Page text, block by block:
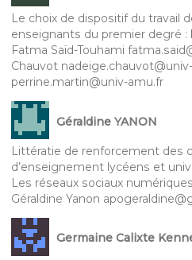
Le choix de dispositif du travail
enseignants du premier degré :
Fatma Saïd-Touhami
Chauvot
perrine.martin@univ-amu.fr
Géraldine YANON
Littératie de renforcement des
d’enseignement lycéens et
Les réseaux sociaux
Géraldine Yanon
Germaine Calixte